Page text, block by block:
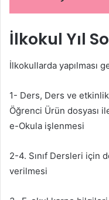
İlkokul Yıl
İlkokullarda yapılması
1- Ders, Ders ve
Öğrenci Ürün dosyası
e-Okula işlenmesi
2-4. Sınıf Dersleri için
verilmesi